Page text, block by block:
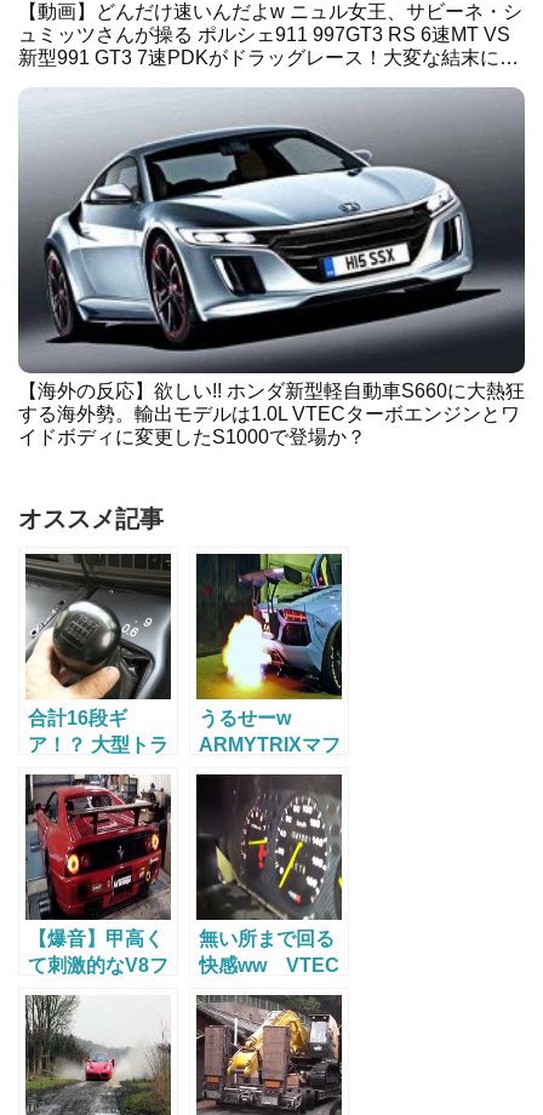
【動画】どんだけ速いんだよw ニュル女王、サビーネ・シ
ュミッツさんが操る ポルシェ911 997GT3 RS 6速MT VS
新型991 GT3 7速PDKがドラッグレース！大変な結末に…
【海外の反応】欲しい!! ホンダ新型軽自動車S660に大熱狂
する海外勢。輸出モデルは1.0L VTECターボエンジンとワ
イドボディに変更したS1000で登場か？
オススメ記事
合計16段ギ
ア！？ 大型トラ
ックの８速MT操
作が良く判る映
像
うるせーw
ARMYTRIXマフ
ラーを搭載し
た、バキバキに
改造されたLB
performance,
Liberty walkの
ランボルギーニ
アヴェンタドー
ルが火を噴きな
【爆音】甲高く
て刺激的なV8フ
ェラーリサウン
ド！ F355がシ
ャシダイでエン
ジン全快
無い所まで回る
快感ww VTEC
ターボで武装し
たシビックが
○○○km／hまで
加速